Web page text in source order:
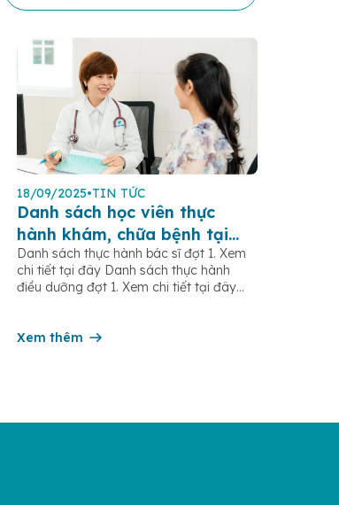
18/09/2025•TIN TỨC
Danh sách học viên thực
hành khám, chữa bệnh tại
bệnh viện Hoàn Mỹ Sài Gòn
Danh sách thực hành bác sĩ đợt 1. Xem
chi tiết tại đây Danh sách thực hành
điều dưỡng đợt 1. Xem chi tiết tại đây
hành điều dưỡng đợt 3. Xem chi tiết tại
Xem thêm